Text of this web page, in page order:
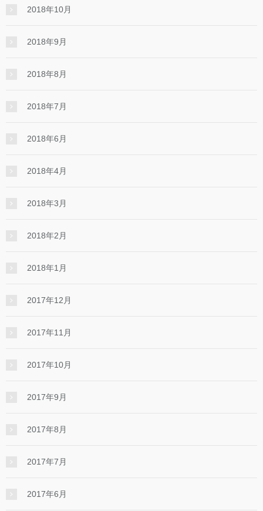
2018年10月
2018年9月
2018年8月
2018年7月
2018年6月
2018年4月
2018年3月
2018年2月
2018年1月
2017年12月
2017年11月
2017年10月
2017年9月
2017年8月
2017年7月
2017年6月